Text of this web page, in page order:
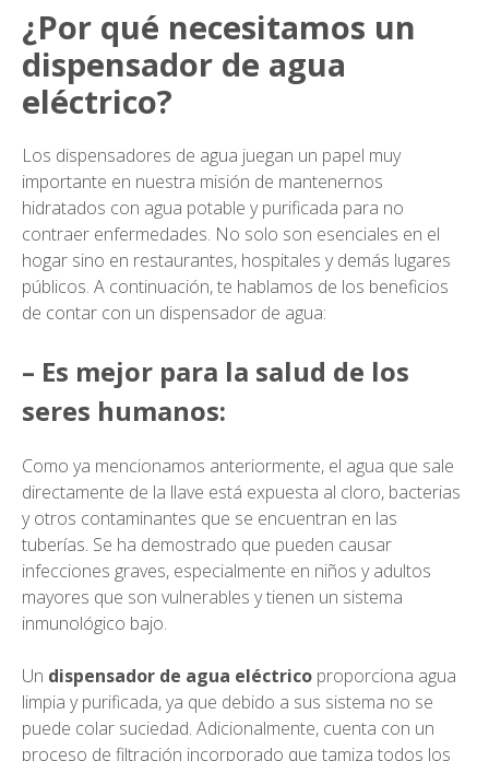
¿Por qué necesitamos un
dispensador de agua
eléctrico?
Los dispensadores de agua juegan un papel muy
importante en nuestra misión de mantenernos
hidratados con agua potable y purificada para no
contraer enfermedades. No solo son esenciales en el
hogar sino en restaurantes, hospitales y demás lugares
públicos. A continuación, te hablamos de los beneficios
de contar con un dispensador de agua:
– Es mejor para la salud de los
seres humanos:
Como ya mencionamos anteriormente, el agua que sale
directamente de la llave está expuesta al cloro, bacterias
y otros contaminantes que se encuentran en las
tuberías. Se ha demostrado que pueden causar
infecciones graves, especialmente en niños y adultos
mayores que son vulnerables y tienen un sistema
inmunológico bajo.
Un dispensador de agua eléctrico proporciona agua
limpia y purificada, ya que debido a sus sistema no se
puede colar suciedad. Adicionalmente, cuenta con un
proceso de filtración incorporado que tamiza todos los